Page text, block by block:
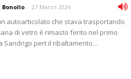
- 27 Marzo 2026
autoarticolato che stava trasportando
di vetro è rimasto ferito nel primo
Sandrigo pert il ribaltamento...